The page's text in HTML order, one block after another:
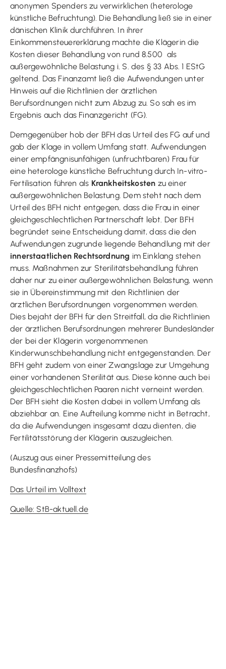
anonymen Spenders zu verwirklichen (heterologe
künstliche Befruchtung). Die Behandlung ließ sie in einer
dänischen Klinik durchführen. In ihrer
Einkommensteuererklärung machte die Klägerin die
Kosten dieser Behandlung von rund 8.500  als
außergewöhnliche Belastung i. S. des § 33 Abs. 1 EStG
geltend. Das Finanzamt ließ die Aufwendungen unter
Hinweis auf die Richtlinien der ärztlichen
Berufsordnungen nicht zum Abzug zu. So sah es im
Ergebnis auch das Finanzgericht (FG).
Demgegenüber hob der BFH das Urteil des FG auf und
gab der Klage in vollem Umfang statt. Aufwendungen
einer empfängnisunfähigen (unfruchtbaren) Frau für
eine heterologe künstliche Befruchtung durch In-vitro-
Fertilisation führen als Krankheitskosten zu einer
außergewöhnlichen Belastung. Dem steht nach dem
Urteil des BFH nicht entgegen, dass die Frau in einer
gleichgeschlechtlichen Partnerschaft lebt. Der BFH
begründet seine Entscheidung damit, dass die den
Aufwendungen zugrunde liegende Behandlung mit der
innerstaatlichen Rechtsordnung im Einklang stehen
muss. Maßnahmen zur Sterilitätsbehandlung führen
daher nur zu einer außergewöhnlichen Belastung, wenn
sie in Übereinstimmung mit den Richtlinien der
ärztlichen Berufsordnungen vorgenommen werden.
Dies bejaht der BFH für den Streitfall, da die Richtlinien
der ärztlichen Berufsordnungen mehrerer Bundesländer
der bei der Klägerin vorgenommenen
Kinderwunschbehandlung nicht entgegenstanden. Der
BFH geht zudem von einer Zwangslage zur Umgehung
einer vorhandenen Sterilität aus. Diese könne auch bei
gleichgeschlechtlichen Paaren nicht verneint werden.
Der BFH sieht die Kosten dabei in vollem Umfang als
abziehbar an. Eine Aufteilung komme nicht in Betracht,
da die Aufwendungen insgesamt dazu dienten, die
Fertilitätsstörung der Klägerin auszugleichen.
(Auszug aus einer Pressemitteilung des
Bundesfinanzhofs)
Das Urteil im Volltext
Quelle: StB-aktuell.de